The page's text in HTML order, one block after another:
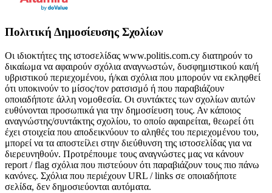
Πολιτική Δημοσίευσης Σχολίων
Οι ιδιοκτήτες της ιστοσελίδας www.politis.com.cy διατηρούν το
δικαίωμα να αφαιρούν σχόλια αναγνωστών, δυσφημιστικού και/ή
υβριστικού περιεχομένου, ή/και σχόλια που μπορούν να εκληφθεί
ότι υποκινούν το μίσος/τον ρατσισμό ή που παραβιάζουν
οποιαδήποτε άλλη νομοθεσία. Οι συντάκτες των σχολίων αυτών
ευθύνονται προσωπικά για την δημοσίευση τους. Αν κάποιος
αναγνώστης/συντάκτης σχολίου, το οποίο αφαιρείται, θεωρεί ότι
έχει στοιχεία που αποδεικνύουν το αληθές του περιεχομένου του,
μπορεί να τα αποστείλει στην διεύθυνση της ιστοσελίδας για να
διερευνηθούν. Προτρέπουμε τους αναγνώστες μας να κάνουν
report / flag σχόλια που πιστεύουν ότι παραβιάζουν τους πιο πάνω
κανόνες. Σχόλια που περιέχουν URL / links σε οποιαδήποτε
σελίδα, δεν δημοσιεύονται αυτόματα.